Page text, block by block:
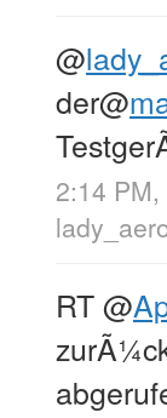
@
der@
2:14
RT@